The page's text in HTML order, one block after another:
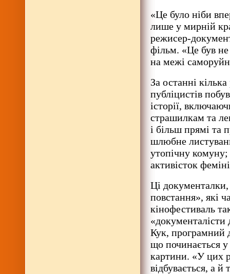
«Це було ніби
лише у мирній
режисер-
фільм. «Це був
на межі
За останні
публіцистів
історії,
страшилкам та
і більш прямі
шлюбне
утопічну комуну;
активісток
Ці
повстання», які
кінофестиваль
Кук, програмний
що починається у
картини. «У цих
відбувається, а й